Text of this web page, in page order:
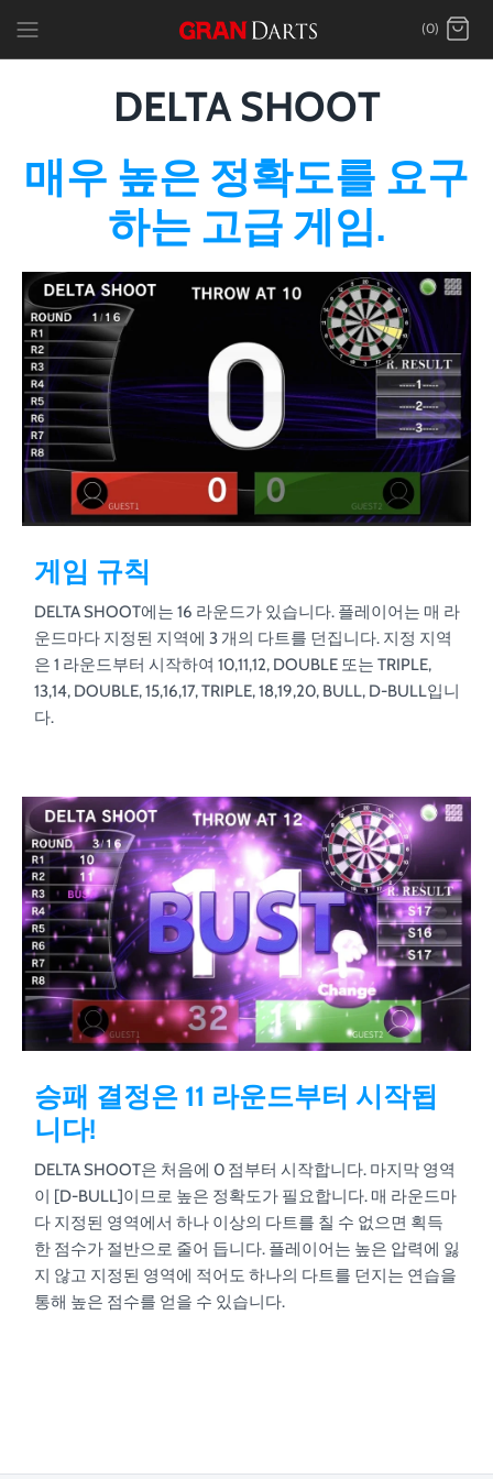
content
(0)
DELTA SHOOT
매우 높은 정확도를 요구
하는 고급 게임.
게임 규칙
DELTA SHOOT에는 16 라운드가 있습니다. 플레이어는 매 라
운드마다 지정된 지역에 3 개의 다트를 던집니다. 지정 지역
은 1 라운드부터 시작하여 10,11,12, DOUBLE 또는 TRIPLE,
13,14, DOUBLE, 15,16,17, TRIPLE, 18,19,20, BULL, D-BULL입니
다.
승패 결정은 11 라운드부터 시작됩
니다!
DELTA SHOOT은 처음에 0 점부터 시작합니다. 마지막 영역
이 [D-BULL]이므로 높은 정확도가 필요합니다. 매 라운드마
다 지정된 영역에서 하나 이상의 다트를 칠 수 없으면 획득
한 점수가 절반으로 줄어 듭니다. 플레이어는 높은 압력에 잃
지 않고 지정된 영역에 적어도 하나의 다트를 던지는 연습을
통해 높은 점수를 얻을 수 있습니다.